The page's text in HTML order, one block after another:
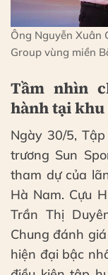
Ông Nguyễn Xuân
Group vùng miền
Tầm nhìn
hành tại
Ngày 30/5,
trương Sun
tham dự của
Hà Nam. Cựu
Trần Thị
Chung đánh
hiện đại bậc